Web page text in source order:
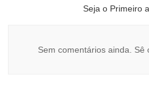
Seja o Primeiro
Sem comentários ainda. Sê